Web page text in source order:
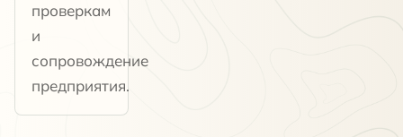
проверкам
и
сопровождение
предприятия.